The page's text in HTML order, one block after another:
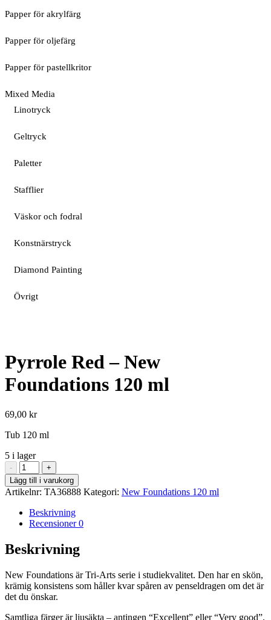
Papper för akrylfärg
Papper för oljefärg
Papper för pastellkritor
Mixed Media
Linotryck
Geltryck
Paletter
Stafflier
Väskor och fodral
Konstnärstryck
Diamond Painting
Övrigt
Pyrrole Red – New
Foundations 120 ml
69,00 kr
Tub 120 ml
5 i lager
-
Pyrrole
Red
-
New
Foundations
120
mängd
+
Lägg till i varukorg
Artikelnr: TA36888 Kategori: New Foundations 120 ml
Beskrivning
Recensioner0
Beskrivning
New Foundations är Tri-Arts serie i studiekvalitet. Den har en skön,
krämig konsistens som håller kvar spåren av penseldragen om det är
det du önskar.
Samtliga färger är ljusäkta – antingen “Excellent” eller “Very good”.